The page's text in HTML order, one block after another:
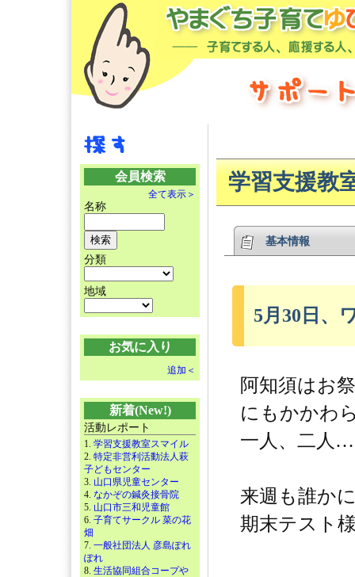
会員検索
全て表示＞
名称
分類
地域
お気に入り
追加＜
新着(New!)
活動レポート
1. 学習支援教室スマイル
2. 特定非営利活動法人萩
子どもセンター
3. 山口県児童センター
4. なかぞの鍼灸接骨院
5. 山口市三和児童館
6. 子育てサークル 菜の花
畑
7. 一般社団法人 彦島ぽれ
ぽれ
8. 生活協同組合コープや
学習支援教
基本情報
5月30日、
阿知須はお
にもかかわ
一人、二人
来週も誰か
期末テスト